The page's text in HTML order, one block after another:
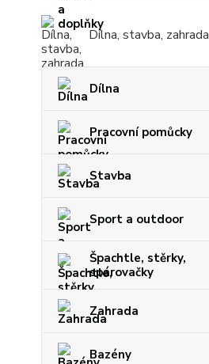
Dílna, stavba, zahrada
Dílna
Pracovní pomůcky
Stavba
Sport a outdoor
Špachtle, stěrky,
spárovačky
Zahrada
Bazény